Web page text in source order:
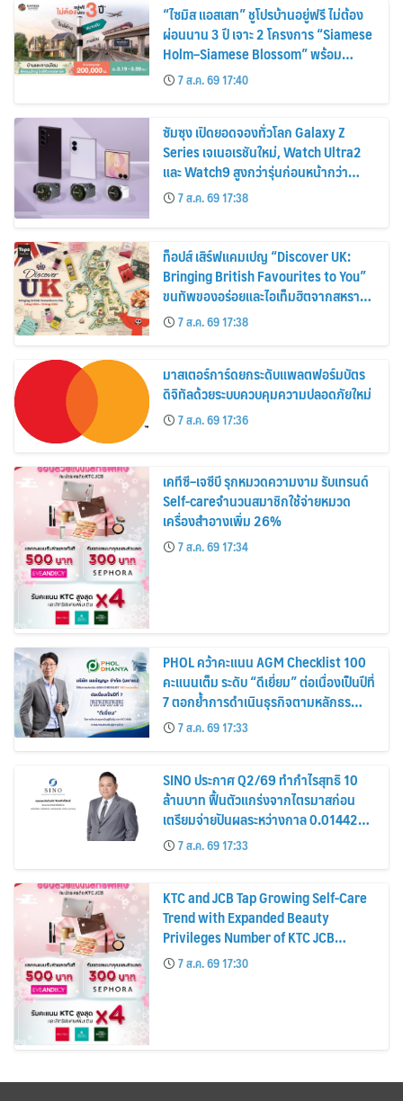
“ไซมิส แอสเสท” ชูโปรบ้านอยู่ฟรี ไม่ต้อง
ผ่อนนาน 3 ปี เจาะ 2 โครงการ “Siamese
Holm–Siamese Blossom” พร้อม
ส่วนลดและสิทธิพิเศษถึง 31 สิงหาคม
2569
7 ส.ค. 69 17:40
ซัมซุง เปิดยอดจองทั่วโลก Galaxy Z
Series เจเนอเรชันใหม่, Watch Ultra2
และ Watch9 สูงกว่ารุ่นก่อนหน้ากว่า
30%7 ส.ค. 69 17:38
ท็อปส์ เสิร์ฟแคมเปญ “Discover UK:
Bringing British Favourites to You”
ขนทัพของอร่อยและไอเท็มฮิตจากสหราช
อาณาจักร ส่งตรงถึงมือตั้งแต่วันนี้ – 18
สิงหาคมนี้
7 ส.ค. 69 17:38
มาสเตอร์การ์ดยกระดับแพลตฟอร์มบัตร
ดิจิทัลด้วยระบบควบคุมความปลอดภัยใหม่
7 ส.ค. 69 17:36
เคทีซี–เจซีบี รุกหมวดความงาม รับเทรนด์
Self-careจำนวนสมาชิกใช้จ่ายหมวด
เครื่องสำอางเพิ่ม 26%
7 ส.ค. 69 17:34
PHOL คว้าคะแนน AGM Checklist 100
คะแนนเต็ม ระดับ “ดีเยี่ยม” ต่อเนื่องเป็นปีที่
7 ตอกย้ำการดำเนินธุรกิจตามหลักธร
รมาภิบาล โปร่งใส สร้างความเชื่อมั่นผู้ถือ
หุ้น
7 ส.ค. 69 17:33
SINO ประกาศ Q2/69 ทำกำไรสุทธิ 10
ล้านบาท ฟื้นตัวแกร่งจากไตรมาสก่อน
เตรียมจ่ายปันผลระหว่างกาล 0.014423
บาทต่อหุ้น ครึ่งปีหลังมุ่งเติบโตต่อเนื่อง
7 ส.ค. 69 17:33
KTC and JCB Tap Growing Self-Care
Trend with Expanded Beauty
Privileges Number of KTC JCB
Cardmembers Spending on
Cosmetics Rises 26%
7 ส.ค. 69 17:30